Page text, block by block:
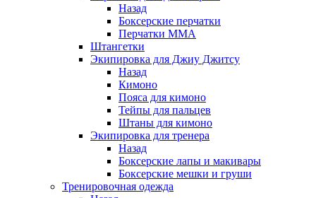
Назад
Боксерские перчатки
Перчатки ММА
Штангетки
Экипировка для Джиу Джитсу
Назад
Кимоно
Пояса для кимоно
Тейпы для пальцев
Штаны для кимоно
Экипировка для тренера
Назад
Боксерские лапы и макивары
Боксерские мешки и груши
Тренировочная одежда